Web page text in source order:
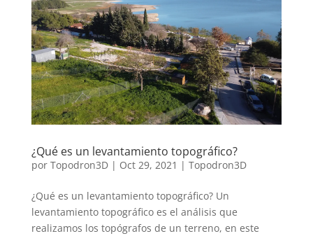
¿Qué es un levantamiento topográfico?
por Topodron3D| Oct 29, 2021 | Topodron3D
¿Qué es un levantamiento topográfico? Un
levantamiento topográfico es el análisis que
realizamos los topógrafos de un terreno, en este